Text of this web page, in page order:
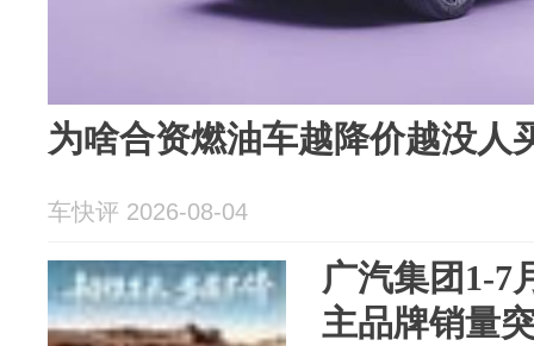
为啥合资燃油车越降价越没人
车快评 2026-08-04
广汽集团1-7
主品牌销量